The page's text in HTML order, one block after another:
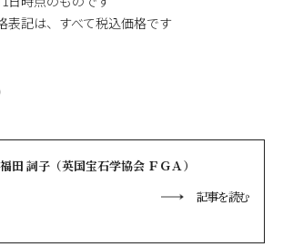
記は、すべて税込価格です
福田 詞子（英国宝石学協会 ＦＧＡ）
記事を読む